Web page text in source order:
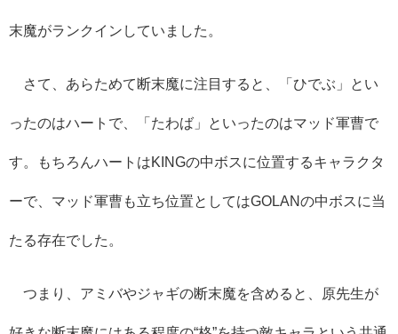
末魔がランクインしていました。
さて、あらためて断末魔に注目すると、「ひでぶ」とい
ったのはハートで、「たわば」といったのはマッド軍曹で
す。もちろんハートはKINGの中ボスに位置するキャラクタ
ーで、マッド軍曹も立ち位置としてはGOLANの中ボスに当
たる存在でした。
つまり、アミバやジャギの断末魔を含めると、原先生が